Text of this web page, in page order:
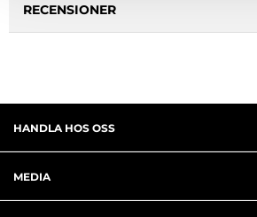
RECENSIONER
HANDLA HOS OSS
MEDIA